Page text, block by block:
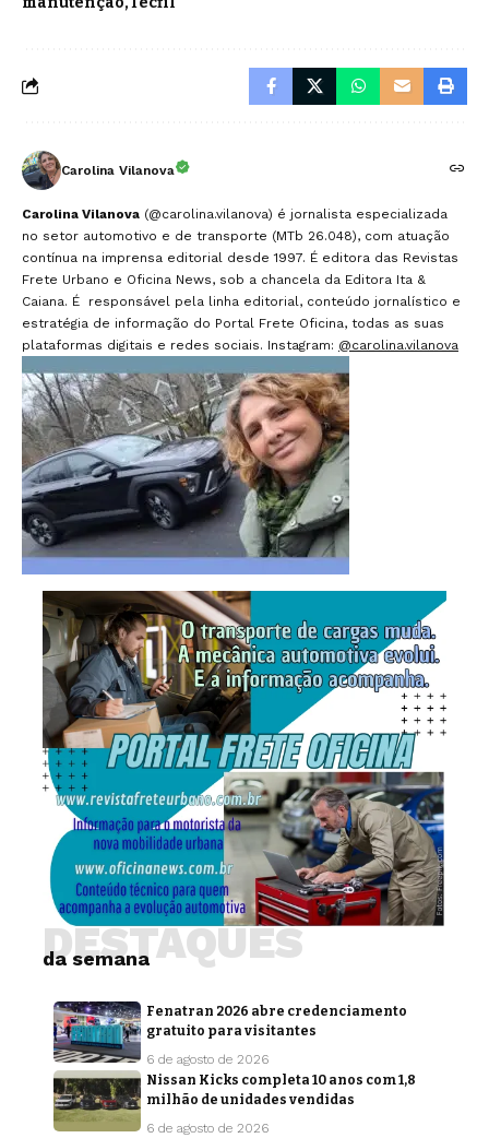
Carolina Vilanova
Carolina Vilanova (@carolina.vilanova) é jornalista especializada
no setor automotivo e de transporte (MTb 26.048), com atuação
contínua na imprensa editorial desde 1997. É editora das Revistas
Frete Urbano e Oficina News, sob a chancela da Editora Ita &
Caiana. É responsável pela linha editorial, conteúdo jornalístico e
estratégia de informação do Portal Frete Oficina, todas as suas
plataformas digitais e redes sociais. Instagram: @carolina.vilanova
da semana
DESTAQUES
Fenatran 2026 abre credenciamento
gratuito para visitantes
6 de agosto de 2026
Nissan Kicks completa 10 anos com 1,8
milhão de unidades vendidas
6 de agosto de 2026